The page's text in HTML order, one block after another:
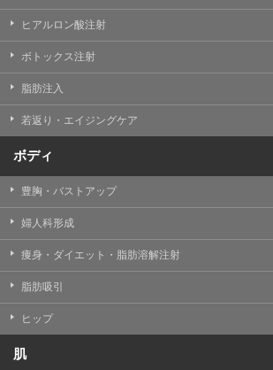
・サービス向上を目的とした医療サー
療関連商品に関する患者様へのアンケー
これに付随する諸対応のため
・Cookie等の技術を用いたアクセス履
関する情報の収集、分析
・閲覧記録等から趣味・嗜好を分析した
の広告に利用するため
め
・患者様のサービス利用状況の分析及び
・広告、宣伝、マーケティングのため
【個人情報の管理体制について】
TCBグループは、取り扱う個人情報を
に蓄積・保管し、当該個人情報への不
失・破壊・改ざんおよび漏洩等を防止す
ヒアルロン酸注射
ボトックス注射
脂肪注入
若返り・エイジングケア
ボディ
豊胸・バストアップ
婦人科形成
痩身・ダイエット・脂肪溶解注射
脂肪吸引
ヒップ
肌